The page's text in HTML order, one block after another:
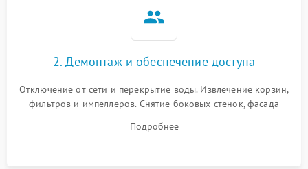
2. Демонтаж и обеспечение доступа
Отключение от сети и перекрытие воды. Извлечение корзин,
фильтров и импеллеров. Снятие боковых стенок, фасада
циркуляционному насосу, ТЭНу и сливной помпе.
Подробнее